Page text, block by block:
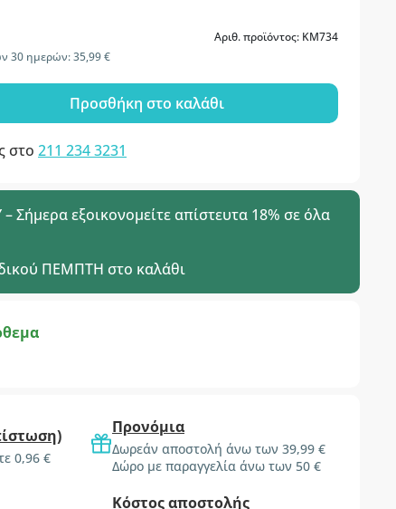
Αριθ. προϊόντος: KM734
30 ημερών: 35,99 €
Προσθήκη στο καλάθι
στο 211 234 3231
– Σήμερα εξοικονομείτε απίστευτα 18% σε όλα
ΠΕΜΠΤΗ στο καλάθι
0,96 €
Προνόμια
Δωρεάν αποστολή άνω των 39,99 €
Δώρο με παραγγελία άνω των 50 €
Κόστος αποστολής